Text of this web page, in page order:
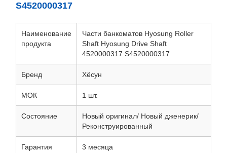
S4520000317
Наименование
продукта
Части банкоматов Hyosung Roller
Shaft Hyosung Drive Shaft
4520000317 S4520000317
Бренд Хёсун
МОК 1 шт.
Состояние
Новый оригинал/ Новый дженерик/
Реконструированный
Гарантия 3 месяца